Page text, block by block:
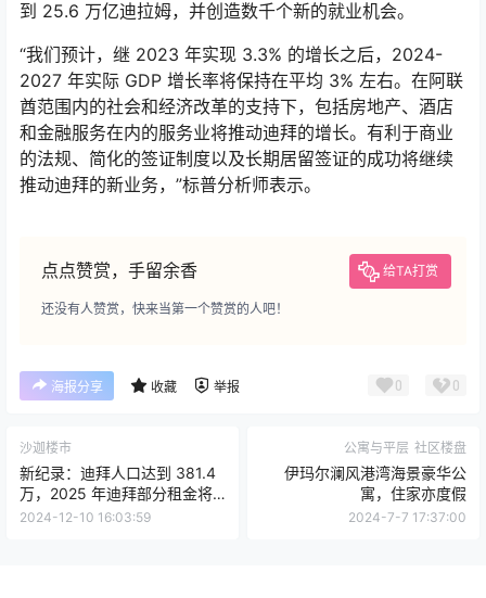
到 25.6 万亿迪拉姆，并创造数千个新的就业机会。
“我们预计，继 2023 年实现 3.3% 的增长之后，2024-
2027 年实际 GDP 增长率将保持在平均 3% 左右。在阿联
酋范围内的社会和经济改革的支持下，包括房地产、酒店
和金融服务在内的服务业将推动迪拜的增长。有利于商业
的法规、简化的签证制度以及长期居留签证的成功将继续
推动迪拜的新业务，”标普分析师表示。
点点赞赏，手留余香 给TA打赏
还没有人赞赏，快来当第一个赞赏的人吧！
海报分享 收藏 举报 0 0
沙迦楼市
新纪录：迪拜人口达到 381.4
万，2025 年迪拜部分租金将
上涨10%
2024-12-10 16:03:59
公寓与平层 社区楼盘
伊玛尔澜风港湾海景豪华公
寓，住家亦度假
2024-7-7 17:37:00